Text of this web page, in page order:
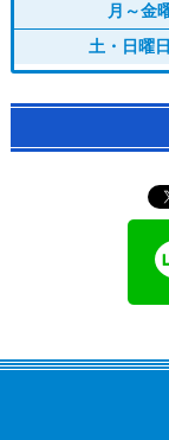
月～金
土・日曜